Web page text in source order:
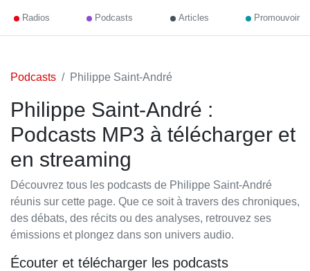
Radios Podcasts Articles Promouvoir
Podcasts Philippe Saint-André
Philippe Saint-André :
Podcasts MP3 à télécharger et
en streaming
Découvrez tous les podcasts de Philippe Saint-André
réunis sur cette page. Que ce soit à travers des chroniques,
des débats, des récits ou des analyses, retrouvez ses
émissions et plongez dans son univers audio.
Écouter et télécharger les podcasts